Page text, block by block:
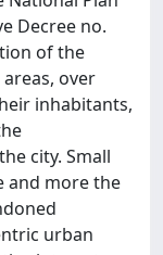
Decree no.
of the
over
inhabitants,
city. Small
and more the
urban